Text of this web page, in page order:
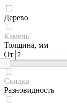
Дерево
Камень
Толщина, мм
От
Скидка
Разновидность